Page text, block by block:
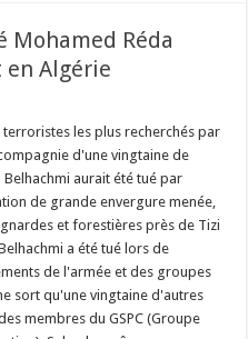
Mohamed Réda
Algérie
les plus recherchés par
d'une vingtaine de
Belhachmi aurait été tué par
de grande envergure menée,
et forestières près de Tizi
a été tué lors de
de l'armée et des groupes
sort qu'une vingtaine d'autres
membres du GSPC (Groupe